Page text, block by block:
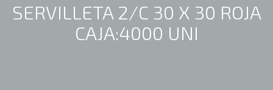
SERVILLETA 2/C 30 X 30 ROJA
CAJA:4000 UNI